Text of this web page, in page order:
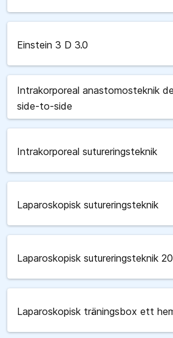
Einstein 3 D 3.0
Intrakorporeal anastomosteknik
side-to-side
Intrakorporeal sutureringsteknik
Laparoskopisk sutureringsteknik
Laparoskopisk sutureringsteknik
Laparoskopisk träningsbox ett